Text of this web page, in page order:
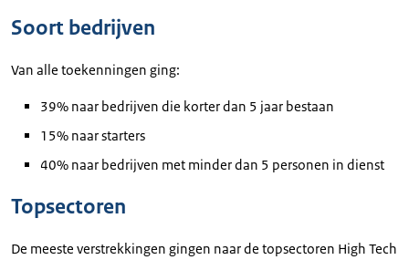
Soort bedrijven
Van alle toekenningen ging:
39% naar bedrijven die korter dan 5 jaar bestaan
15% naar starters
40% naar bedrijven met minder dan 5 personen in dienst
Topsectoren
De meeste verstrekkingen gingen naar de topsectoren High Tech